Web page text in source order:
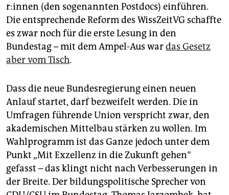
r:in­nen (den sogenannten Postdocs) einführen.
Die entsprechende Reform des WissZeitVG schaffte
es zwar noch für die erste Lesung in den
Bundestag – mit dem Ampel-Aus wardas Gesetz
aber vom Tisch.
Dass die neue Bundesregierung einen neuen
Anlauf startet, darf bezweifelt werden. Die in
Umfragen führende Union verspricht zwar, den
akademischen Mittelbau stärken zu wollen. Im
Wahlprogramm ist das Ganze jedoch unter dem
Punkt „Mit Exzellenz in die Zukunft gehen“
gefasst – das klingt nicht nach Verbesserungen in
der Breite. Der bildungspolitische Sprecher von